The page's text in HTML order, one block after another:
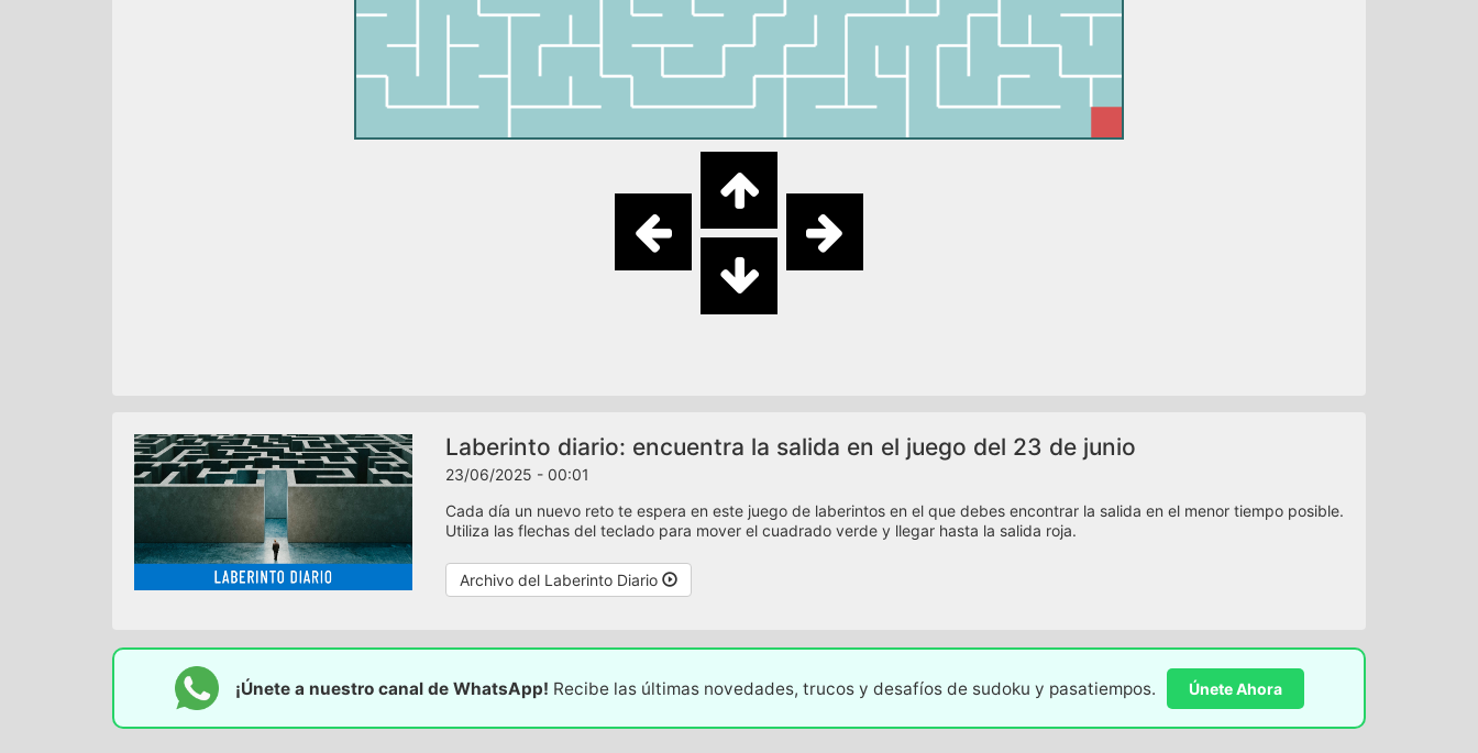
Laberinto diario: encuentra la salida en el juego del 23 de junio
23/06/2025 - 00:01
Cada día un nuevo reto te espera en este juego de laberintos en el que debes encontrar la salida en el menor tiempo posible.
Utiliza las flechas del teclado para mover el cuadrado verde y llegar hasta la salida roja.
Archivo del Laberinto Diario
¡Únete a nuestro canal de WhatsApp! Recibe las últimas novedades, trucos y desafíos de sudoku y pasatiempos. Únete Ahora